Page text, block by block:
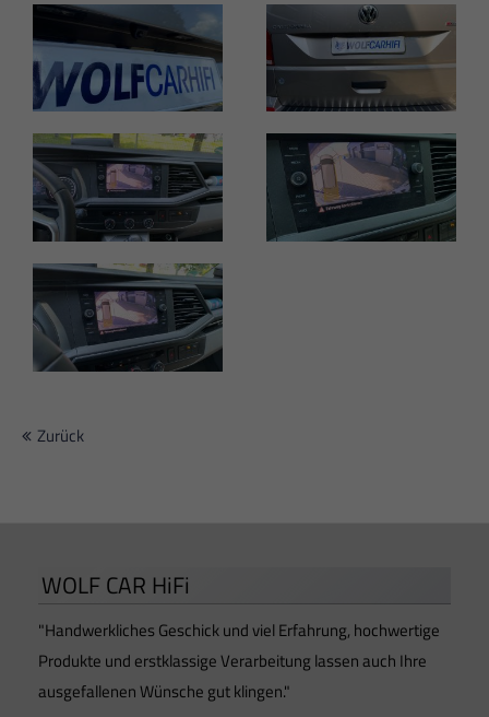
Zurück
WOLF CAR HiFi
"Handwerkliches Geschick und viel Erfahrung, hochwertige
Produkte und erstklassige Verarbeitung lassen auch Ihre
ausgefallenen Wünsche gut klingen."